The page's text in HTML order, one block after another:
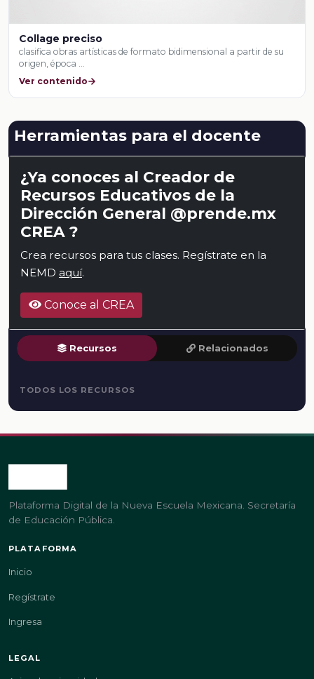
Collage preciso
clasifica obras artísticas de formato bidimensional a partir de su
origen, época …
Ver contenido
Herramientas para el docente
¿Ya conoces al Creador de
Recursos Educativos de la
Dirección General @prende.mx
CREA ?
Crea recursos para tus clases. Regístrate en la
NEMD aquí.
Conoce al CREA
Recursos Relacionados
TODOS LOS RECURSOS
Plataforma Digital de la Nueva Escuela Mexicana. Secretaría
de Educación Pública.
PLATAFORMA
Inicio
Regístrate
Ingresa
LEGAL